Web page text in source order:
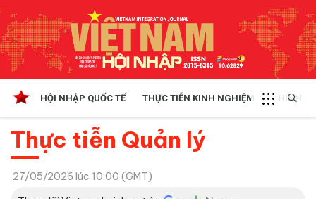
HỘI NHẬP QUỐC TẾ THỰC TIỄN KINH NGHIỆM CHÍNH
Thực tiễn Quản lý
27/05/2026 lúc 10:00 (GMT)